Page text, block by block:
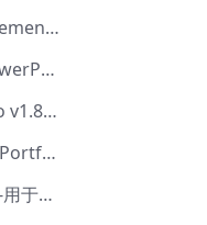
Agria – 农业公司 Elementor Pro 模板套件【Aa-0003】
Relote-品牌指南PowerPoint模板【Dc-0076】
Fluent Support Pro v1.8.1 – WordPress 支持票务系统【Cc-0041】
Rhye v3.5.3 – AJAX Portfolio WordPress 主题【Bi-0049】
WP Rocket v3.10.8-用于wordpress速度优化的缓存加速插件【Cd-0019】